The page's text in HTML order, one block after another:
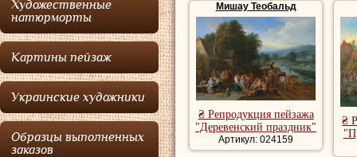
Художественные
натюрморты
Картины пейзаж
Украинские художники
Образцы выполненных
заказов
которые были
рисовал
работ на
коллекциях
Купить
Мишау Теобальд
₴ Репродукция пейзажа
"Деревенский праздник"
Артикул: 024159
₴